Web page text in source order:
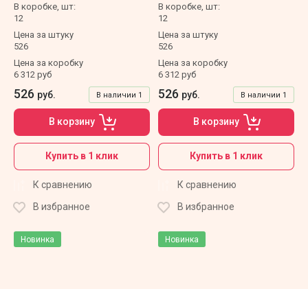
В коробке, шт:
12
Цена за штуку
526
Цена за коробку
6 312 руб
В наличии 1
526 руб.
В корзину
Купить в 1 клик
К сравнению
В избранное
В коробке, шт:
12
Цена за штуку
526
Цена за коробку
6 312 руб
В наличии 1
526 руб.
В корзину
Купить в 1 клик
К сравнению
В избранное
Новинка Новинка